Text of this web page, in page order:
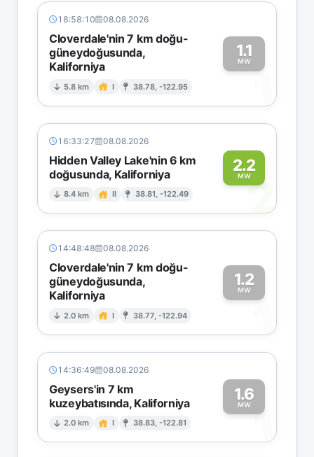
18:58:10 08.08.2026
Cloverdale'nin 7 km doğu-
güneydoğusunda,
Kaliforniya
5.8 km I 38.78, -122.95
1.1
MW
1
16:33:27 08.08.2026
Hidden Valley Lake'nin 6 km
doğusunda, Kaliforniya
8.4 km II 38.81, -122.49
2.2
MW2
14:48:48 08.08.2026
Cloverdale'nin 7 km doğu-
güneydoğusunda,
Kaliforniya
2.0 km I 38.77, -122.94
1.2
MW
1
14:36:49 08.08.2026
Geysers'in 7 km
kuzeybatısında, Kaliforniya
2.0 km I 38.83, -122.81
1.6
MW1